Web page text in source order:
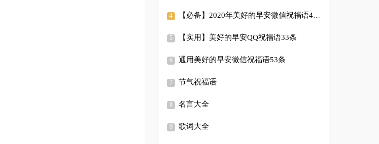
【必备】2020年美好的早安微信祝福语45句
【实用】美好的早安QQ祝福语33条
通用美好的早安微信祝福语53条
节气祝福语
名言大全
歌词大全